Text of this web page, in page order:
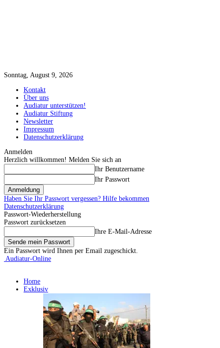
Sonntag, August 9, 2026
Kontakt
Über uns
Audiatur unterstützen!
Audiatur Stiftung
Newsletter
Impressum
Datenschutzerklärung
Anmelden
Herzlich willkommen! Melden Sie sich an
Ihr Benutzername
Ihr Passwort
Haben Sie Ihr Passwort vergessen? Hilfe bekommen
Datenschutzerklärung
Passwort-Wiederherstellung
Passwort zurücksetzen
Ihre E-Mail-Adresse
Ein Passwort wird Ihnen per Email zugeschickt.
Audiatur-Online
Home
Exklusiv